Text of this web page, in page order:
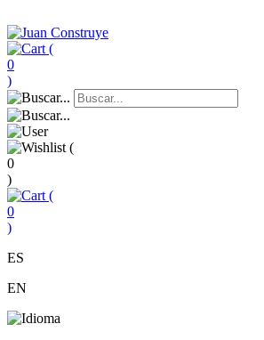
(
0
)
(
0
)
(
0
)
ES
EN